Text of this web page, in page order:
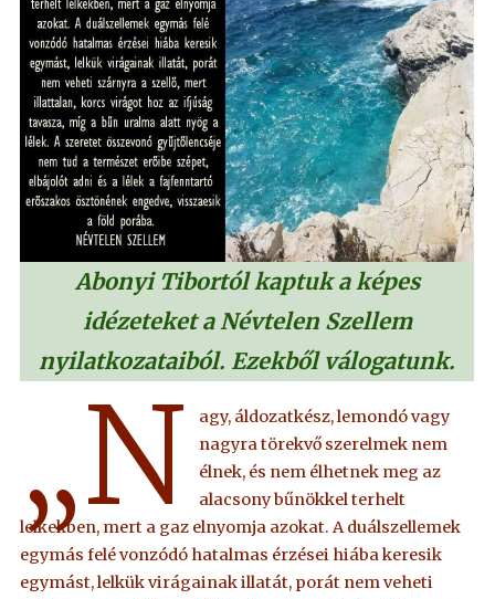
Abonyi Tibortól kaptuk a képes
idézeteket a Névtelen Szellem
nyilatkozataiból. Ezekből válogatunk.
„N
agy, áldozatkész, lemondó vagy
nagyra törekvő szerelmek nem
élnek, és nem élhetnek meg az
alacsony bűnökkel terhelt
lelkekben, mert a gaz elnyomja azokat. A duálszellemek
egymás felé vonzódó hatalmas érzései hiába keresik
egymást, lelkük virágainak illatát, porát nem veheti